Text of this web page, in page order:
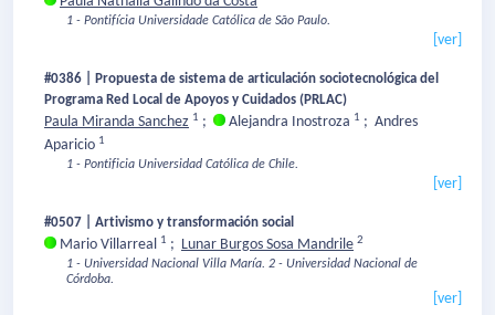
1 - Pontifícia Universidade Católica de São Paulo.
[ver]
#0386 | Propuesta de sistema de articulación sociotecnológica del
Programa Red Local de Apoyos y Cuidados (PRLAC)
Paula Miranda Sanchez 1 ; Alejandra Inostroza 1 ; Andres
Aparicio 1
1 - Pontificia Universidad Católica de Chile.
[ver]
#0507 | Artivismo y transformación social
Mario Villarreal 1 ; Lunar Burgos Sosa Mandrile 2
1 - Universidad Nacional Villa María. 2 - Universidad Nacional de
Córdoba.
[ver]